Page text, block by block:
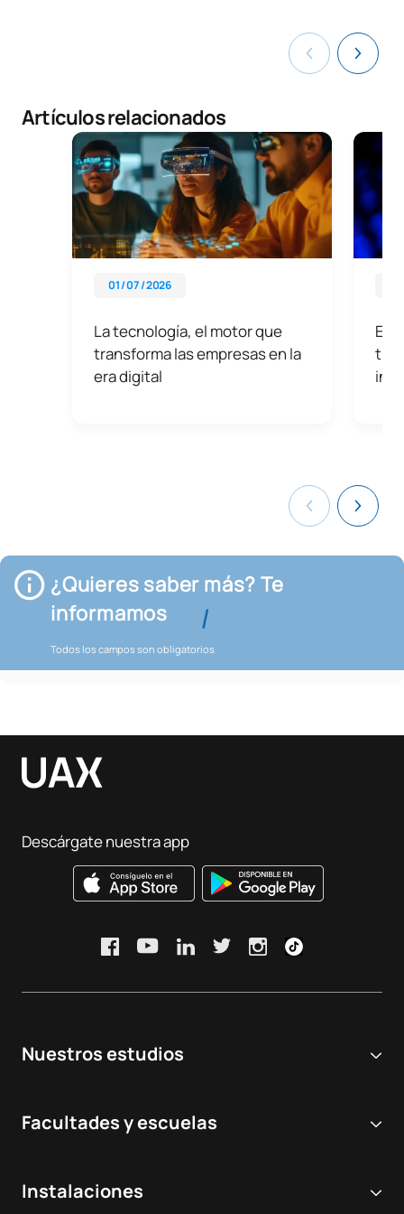
Artículos relacionados
01 / 07 / 2026
La tecnología, el motor que
transforma las empresas en la
era digital
¿Quieres saber más? Te
informamos
Todos los campos son obligatorios
Nuestros estudios
Grados Universitarios
Facultades y escuelas
Odontología
Instalaciones
Descárgate nuestra app